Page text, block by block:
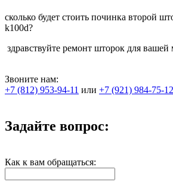
сколько будет стоить починка второй
k100d?
здравствуйте ремонт шторок для
Звоните нам:
+7 (812) 953-94-11 или +7 (921) 984-75-12
Задайте вопрос:
Как к вам обращаться: